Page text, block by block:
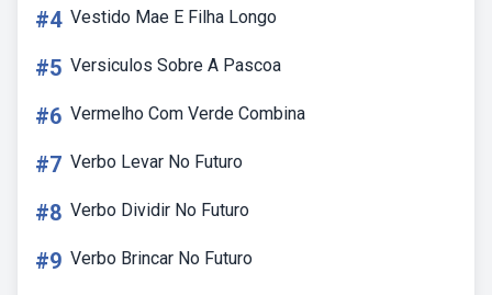
#4 Vestido Mae E Filha Longo
#5 Versiculos Sobre A Pascoa
#6 Vermelho Com Verde Combina
#7 Verbo Levar No Futuro
#8 Verbo Dividir No Futuro
#9 Verbo Brincar No Futuro